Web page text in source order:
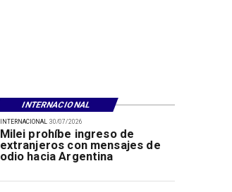
30/07/2026
Milei prohíbe ingreso de
extranjeros con mensajes de
odio hacia Argentina
INTERNACIONAL
INTERNACIONAL